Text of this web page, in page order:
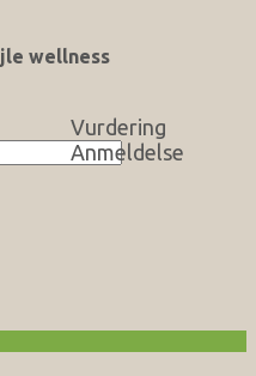
wellness
Vurdering
Anmeldelse